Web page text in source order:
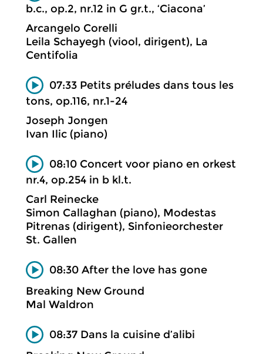
b.c., op.2, nr.12 in G gr.t., ‘Ciacona’
Arcangelo Corelli
Leila Schayegh (viool, dirigent), La
Centifolia
07:33 Petits préludes dans tous les
tons, op.116, nr.1-24
Joseph Jongen
Ivan Ilic (piano)
08:10 Concert voor piano en orkest
nr.4, op.254 in b kl.t.
Carl Reinecke
Simon Callaghan (piano), Modestas
Pitrenas (dirigent), Sinfonieorchester
St. Gallen
08:30 After the love has gone
Breaking New Ground
Mal Waldron
08:37 Dans la cuisine d’alibi